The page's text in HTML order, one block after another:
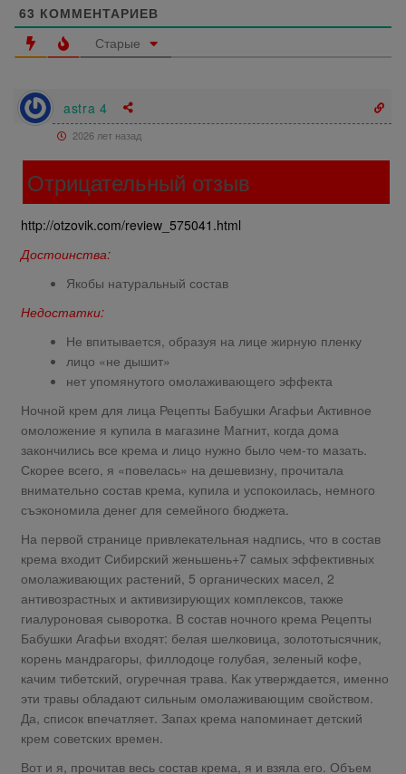
63 КОММЕНТАРИЕВ
Старые
astra 4
2026 лет назад
Отрицательный отзыв
http://otzovik.com/review_575041.html
Достоинства:
Якобы натуральный состав
Недостатки:
Не впитывается, образуя на лице жирную пленку
лицо «не дышит»
нет упомянутого омолаживающего эффекта
Ночной крем для лица Рецепты Бабушки Агафьи Активное
омоложение я купила в магазине Магнит, когда дома
закончились все крема и лицо нужно было чем-то мазать.
Скорее всего, я «повелась» на дешевизну, прочитала
внимательно состав крема, купила и успокоилась, немного
съэкономила денег для семейного бюджета.
На первой странице привлекательная надпись, что в состав
крема входит Сибирский женьшень+7 самых эффективных
омолаживающих растений, 5 органических масел, 2
антивозрастных и активизирующих комплексов, также
гиалуроновая сыворотка. В состав ночного крема Рецепты
Бабушки Агафьи входят: белая шелковица, золототысячник,
корень мандрагоры, филлодоце голубая, зеленый кофе,
качим тибетский, огуречная трава. Как утверждается, именно
эти травы обладают сильным омолаживающим свойством.
Да, список впечатляет. Запах крема напоминает детский
крем советских времен.
Вот и я, прочитав весь состав крема, я и взяла его. Объем